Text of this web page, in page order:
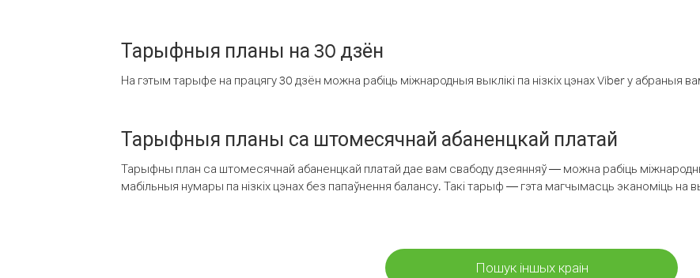
Тарыфныя планы на 30 дзён
На гэтым тарыфе на працягу 30 дзён можна рабіць міжнародныя выклікі па нізкіх цэнах Viber у абраныя
Тарыфныя планы са штомесячнай абаненцкай платай
Тарыфны план са штомесячнай абаненцкай платай дае вам свабоду дзеянняў — можна рабіць
мабільныя нумары па нізкіх цэнах без папаўнення балансу. Такі тарыф — гэта магчымасць эканоміць на
Пошук іншых краін